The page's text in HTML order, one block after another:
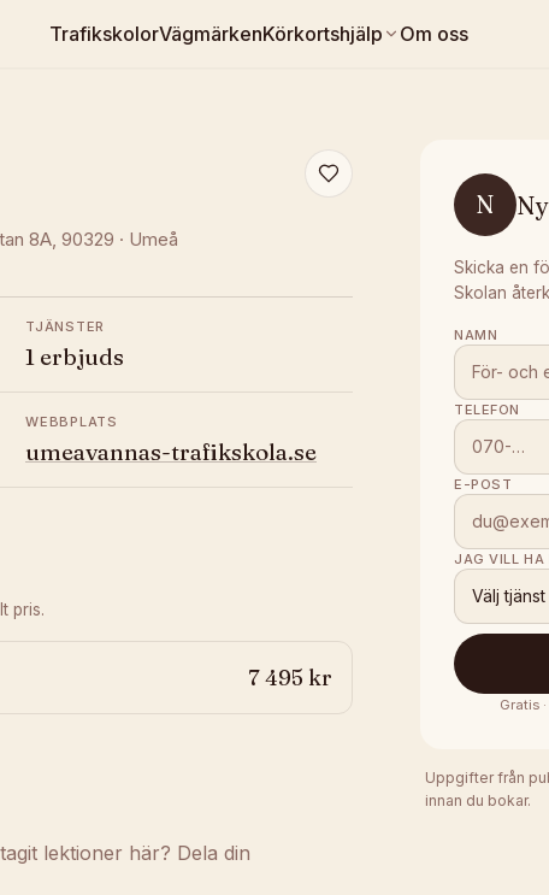
TrafikskolorVägmärkenKörkortshjälp Om oss
8A, 90329 · Umeå
TJÄNSTER
1 erbjuds
WEBBPLATS
umeavannas-trafikskola.se
pris.
7 495 kr
lektioner här? Dela din
N
Skicka en
Skolan
NAMN
TELEFON
E-POST
JAG VILL HA
Välj
Gratis
Uppgifter från
innan du bokar.